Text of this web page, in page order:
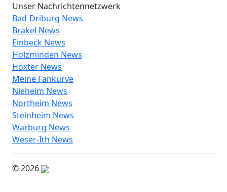
Unser Nachrichtennetzwerk
Bad-Driburg News
Brakel News
Einbeck News
Holzminden News
Höxter News
Meine Fankurve
Nieheim News
Northeim News
Steinheim News
Warburg News
Weser-Ith News
© 2026